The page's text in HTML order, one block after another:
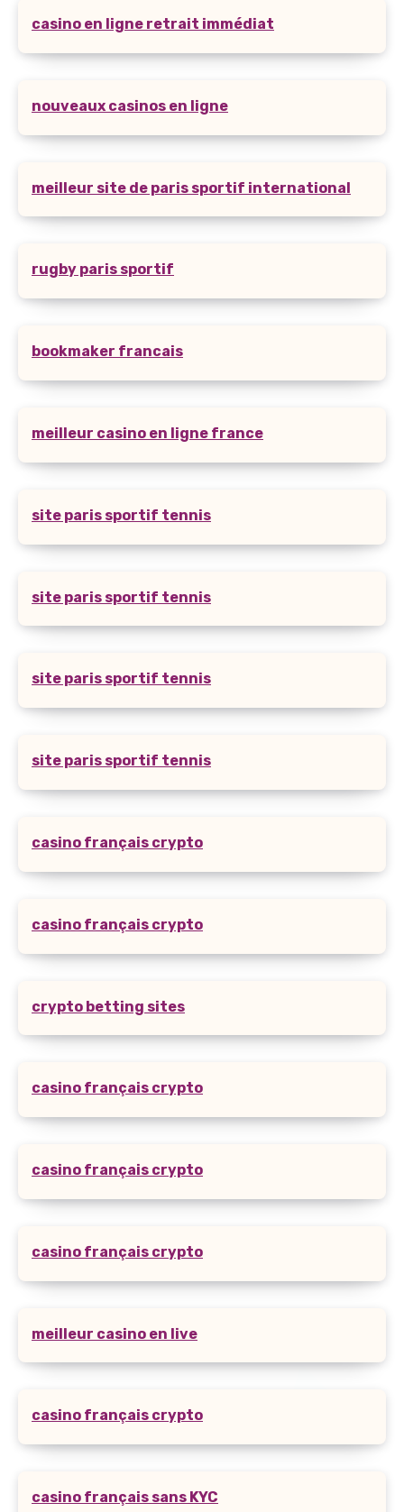
casino en ligne retrait immédiat
nouveaux casinos en ligne
meilleur site de paris sportif international
rugby paris sportif
bookmaker francais
meilleur casino en ligne france
site paris sportif tennis
site paris sportif tennis
site paris sportif tennis
site paris sportif tennis
casino français crypto
casino français crypto
crypto betting sites
casino français crypto
casino français crypto
casino français crypto
meilleur casino en live
casino français crypto
casino français sans KYC